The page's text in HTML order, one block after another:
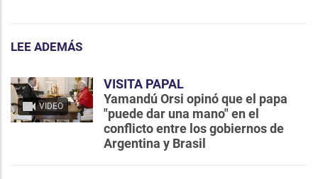
LEE ADEMÁS
VIDEO
VISITA PAPAL
Yamandú Orsi opinó que el papa
"puede dar una mano" en el
conflicto entre los gobiernos de
Argentina y Brasil